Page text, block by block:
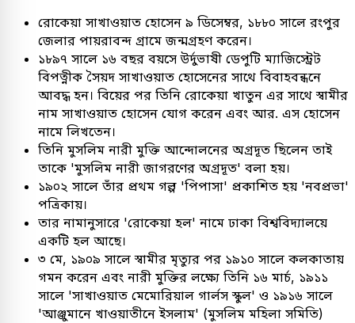
রোকেয়া সাখাওয়াত হোসেন ৯ ডিসেম্বর, ১৮৮০ সালে রংপুর
জেলার পায়রাবন্দ গ্রামে জন্মগ্রহণ করেন।
১৮৯৭ সালে ১৬ বছর বয়সে উর্দুভাষী ডেপুটি ম্যাজিস্ট্রেট
বিপত্নীক সৈয়দ সাখাওয়াত হোসেনের সাথে বিবাহবন্ধনে
আবদ্ধ হন। বিয়ের পর তিনি রোকেয়া খাতুন এর সাথে স্বামীর
নাম সাখাওয়াত হোসেন যোগ করেন এবং আর. এস হোসেন
নামে লিখতেন।
তিনি মুসলিম নারী মুক্তি আন্দোলনের অগ্রদূত ছিলেন তাই
তাকে 'মুসলিম নারী জাগরণের অগ্রদূত' বলা হয়।
১৯০২ সালে তাঁর প্রথম গল্প 'পিপাসা' প্রকাশিত হয় 'নবপ্রভা'
পত্রিকায়।
তার নামানুসারে 'রোকেয়া হল' নামে ঢাকা বিশ্ববিদ্যালয়ে
একটি হল আছে।
৩ মে, ১৯০৯ সালে স্বামীর মৃত্যুর পর ১৯১০ সালে কলকাতায়
গমন করেন এবং নারী মুক্তির লক্ষ্যে তিনি ১৬ মার্চ, ১৯১১
সালে 'সাখাওয়াত মেমোরিয়াল গার্লস স্কুল' ও ১৯১৬ সালে
'আঞ্জুমানে খাওয়াতীনে ইসলাম' (মুসলিম মহিলা সমিতি)